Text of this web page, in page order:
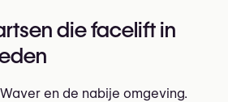
die facelift in
en de nabije omgeving.